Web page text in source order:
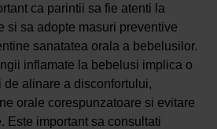
ca parintii sa fie atenti la
si sa adopte masuri preventive
sanatatea orala a bebelusilor.
inflamate la bebelusi implica o
de alinare a disconfortului,
orale corespunzatoare si evitare
Este important sa consultati